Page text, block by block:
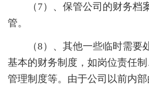
（7）、保管公司的财务
管。
（8）、其他一些临时需要
基本的财务制度，如岗位责任
管理制度等。由于公司以前内